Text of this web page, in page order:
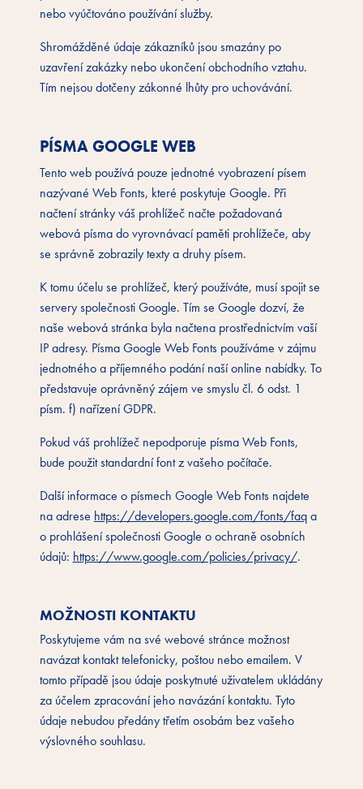
nebo vyúčtováno používání služby.
Shromážděné údaje zákazníků jsou smazány po
uzavření zakázky nebo ukončení obchodního vztahu.
Tím nejsou dotčeny zákonné lhůty pro uchovávání.
PÍSMA GOOGLE WEB
Tento web používá pouze jednotné vyobrazení písem
nazývané Web Fonts, které poskytuje Google. Při
načtení stránky váš prohlížeč načte požadovaná
webová písma do vyrovnávací paměti prohlížeče, aby
se správně zobrazily texty a druhy písem.
K tomu účelu se prohlížeč, který používáte, musí spojit se
servery společnosti Google. Tím se Google dozví, že
naše webová stránka byla načtena prostřednictvím vaší
IP adresy. Písma Google Web Fonts používáme v zájmu
jednotného a příjemného podání naší online nabídky. To
představuje oprávněný zájem ve smyslu čl. 6 odst. 1
písm. f) nařízení GDPR.
Pokud váš prohlížeč nepodporuje písma Web Fonts,
bude použit standardní font z vašeho počítače.
Další informace o písmech Google Web Fonts najdete
na adrese https://developers.google.com/fonts/faqa
o prohlášení společnosti Google o ochraně osobních
údajů: https://www.google.com/policies/privacy/.
MOŽNOSTI KONTAKTU
Poskytujeme vám na své webové stránce možnost
navázat kontakt telefonicky, poštou nebo emailem. V
tomto případě jsou údaje poskytnuté uživatelem ukládány
za účelem zpracování jeho navázání kontaktu. Tyto
údaje nebudou předány třetím osobám bez vašeho
výslovného souhlasu.